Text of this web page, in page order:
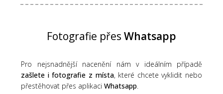
Fotografie přes Whatsapp
Pro nejsnadnější nacenění nám v ideálním případě
zašlete i fotografie z místa, které chcete vyklidit nebo
přestěhovat přes aplikaci Whatsapp